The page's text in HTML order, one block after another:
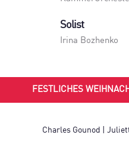
Solist
Irina Bozhenko
FESTLICHES
Charles Gounod |